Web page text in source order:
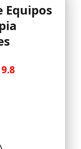
para tu
9.8